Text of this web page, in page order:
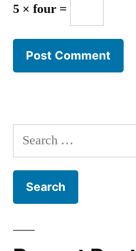
5 × four =
Search
for: